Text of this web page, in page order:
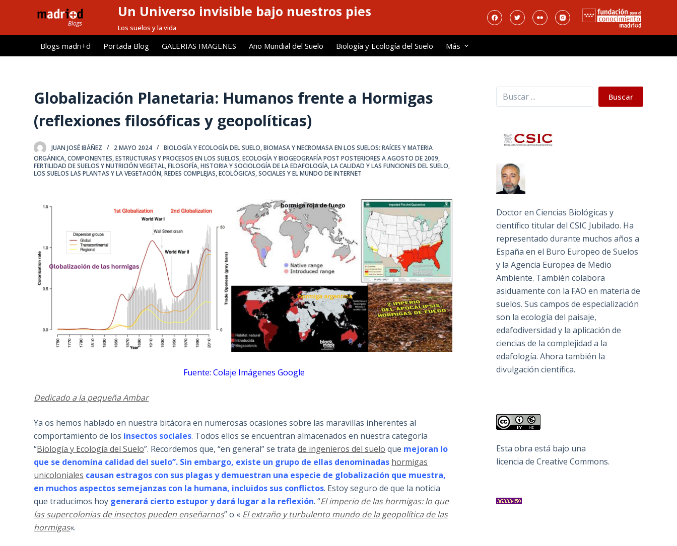
l
Un Universo invisible bajo nuestros pies
Los suelos y la vida
Blogs madri+d Portada Blog GALERIAS IMAGENES Año Mundial del Suelo Biología y Ecología del Suelo Más
Globalización Planetaria: Humanos frente a Hormigas
(reflexiones filosóficas y geopolíticas)
JUAN JOSÉ IBÁÑEZ 2 MAYO 2024 BIOLOGÍA Y ECOLOGÍA DEL SUELO,BIOMASA Y NECROMASA EN LOS SUELOS: RAÍCES Y MATERIA
ORGÁNICA,COMPONENTES, ESTRUCTURAS Y PROCESOS EN LOS SUELOS,ECOLOGÍA Y BIOGEOGRAFÍA POST POSTERIORES A AGOSTO DE 2009,
FERTILIDAD DE SUELOS Y NUTRICIÓN VEGETAL,FILOSOFÍA, HISTORIA Y SOCIOLOGÍA DE LA EDAFOLOGÍA,LA CALIDAD Y LAS FUNCIONES DEL SUELO,
LOS SUELOS LAS PLANTAS Y LA VEGETACIÓN,REDES COMPLEJAS, ECOLÓGICAS, SOCIALES Y EL MUNDO DE INTERNET
Fuente: Colaje Imágenes Google
Dedicado a la pequeña Ambar
Ya os hemos hablado en nuestra bitácora en numerosas ocasiones sobre las maravillas inherentes al
comportamiento de los insectos sociales. Todos ellos se encuentran almacenados en nuestra categoría
“Biología y Ecología del Suelo”. Recordemos que, “en general” se tratade ingenieros del suelo que mejoran lo
que se denomina calidad del suelo”. Sin embargo, existe un grupo de ellas denominadas hormigas
unicoloniales causan estragos con sus plagas y demuestran una especie de globalización que muestra,
en muchos aspectos semejanzas con la humana, incluidos sus conflictos. Estoy seguro de que la noticia
que traducimos hoy generará cierto estupor y dará lugar a la reflexión. “El imperio de las hormigas: lo que
las supercolonias de insectos pueden enseñarnos” o « El extraño y turbulento mundo de la geopolítica de las
hormigas«.
Buscar Buscar
Doctor en Ciencias Biológicas y
científico titular del CSIC Jubilado. Ha
representado durante muchos años a
España en el Buro Europeo de Suelos
y la Agencia Europea de Medio
Ambiente. También colabora
asiduamente con la FAO en materia de
suelos. Sus campos de especialización
son la ecología del paisaje,
edafodiversidad y la aplicación de
ciencias de la complejidad a la
edafología. Ahora también la
divulgación científica.
Esta obra está bajo una
licencia de Creative Commons.